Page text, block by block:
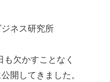
ネス研究所
欠かすことなく
開してきました。